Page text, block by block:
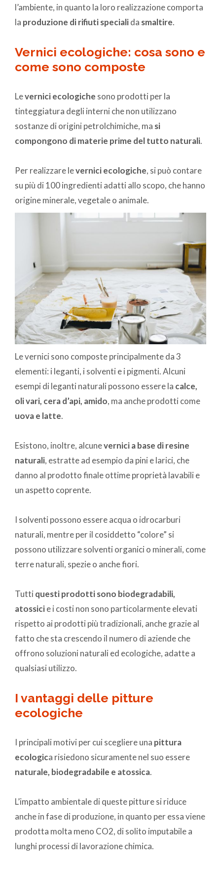
l’ambiente, in quanto la loro realizzazione comporta
la produzione di rifiuti specialida smaltire.
Vernici ecologiche: cosa sono e
come sono composte
Levernici ecologiche sono prodotti per la
tinteggiatura degli interni che non utilizzano
sostanze di origini petrolchimiche, ma si
compongono di materie prime del tutto naturali.
Per realizzare levernici ecologiche, si può contare
su più di 100 ingredienti adatti allo scopo, che hanno
origine minerale, vegetale o animale.
Le vernici sono composte principalmente da 3
elementi: i leganti, i solventi e i pigmenti. Alcuni
esempi di leganti naturali possono essere la calce,
oli vari, cera d’api, amido, ma anche prodotti come
uova e latte.
Esistono, inoltre, alcunevernici a base di resine
naturali, estratte ad esempio da pini e larici, che
danno al prodotto finale ottime proprietà lavabili e
un aspetto coprente.
I solventi possono essere acqua o idrocarburi
naturali, mentre per il cosiddetto “colore” si
possono utilizzare solventi organici o minerali, come
terre naturali, spezie o anche fiori.
Tutti questi prodotti sono biodegradabili,
atossicie i costi non sono particolarmente elevati
rispetto ai prodotti più tradizionali, anche grazie al
fatto che sta crescendo il numero di aziende che
offrono soluzioni naturali ed ecologiche, adatte a
qualsiasi utilizzo.
I vantaggi delle pitture
ecologiche
I principali motivi per cui scegliere una pittura
ecologica risiedono sicuramente nel suo essere
naturale, biodegradabile e atossica.
L’impatto ambientale di queste pitture si riduce
anche in fase di produzione, in quanto per essa viene
prodotta molta meno CO2, di solito imputabile a
lunghi processi di lavorazione chimica.